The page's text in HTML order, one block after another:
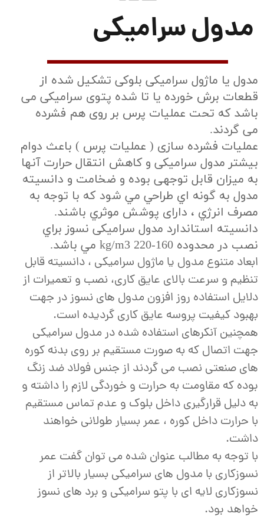
مدول سرامیکی
مدول یا ماژول سرامیکی بلوکی تشکیل شده از
قطعات برش خورده یا تا شده پتوی سرامیکی می
باشد که تحت عملیات پرس بر روی هم فشرده
می گردند.
عملیات فشرده سازی ( عملیات پرس ) باعث دوام
بیشتر مدول سرامیکی و کاهش انتقال حرارت آنها
به میزان قابل توجهی بوده و ضخامت و دانسيته
مدول به گونه اي طراحي مي شود كه با توجه به
مصرف انرژي ، دارای پوشش موثري باشند.
دانسيته استاندارد مدول سرامیکی نسوز براي
نصب در محدوده 160-220 kg/m3 مي باشد.
ابعاد متنوع مدول یا ماژول سرامیکی ، دانسیته قابل
تنظیم و سرعت بالای عایق کاری، نصب و تعمیرات از
دلایل استفاده روز افزون مدول های نسوز در جهت
بهبود کیفیت پروسه عایق کاری گردیده است.
همچنین آنکرهای استفاده شده در مدول سرامیکی
جهت اتصال که به صورت مستقیم بر روی بدنه کوره
های صنعتی نصب می گردند از جنس فولاد ضد زنگ
بوده که مقاومت به حرارت و خوردگی لازم را داشته و
به دلیل قرارگیری داخل بلوک و عدم تماس مستقیم
با حرارت داخل کوره ، عمر بسیار طولانی خواهند
داشت.
با توجه به مطالب عنوان شده می توان گفت عمر
نسوزکاری با مدول های سرامیکی بسیار بالاتر از
نسوزکاری لایه ای با پتو سرامیکی و برد های نسوز
خواهد بود.